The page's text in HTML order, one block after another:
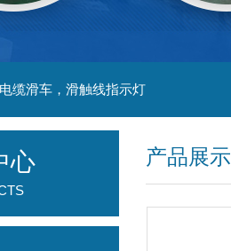
缆滑车，滑触线指示灯
产品展示
心